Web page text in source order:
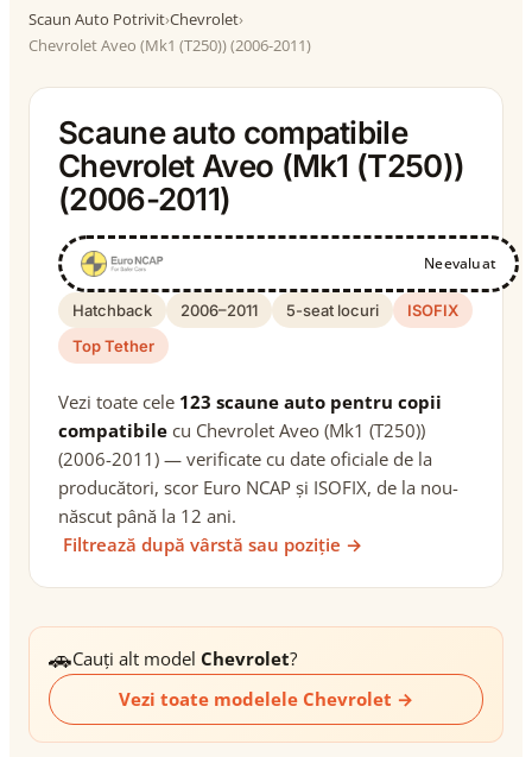
Scaun Auto Potrivit›Chevrolet›
Chevrolet Aveo (Mk1 (T250)) (2006-2011)
Scaune auto compatibile
Chevrolet Aveo (Mk1 (T250))
(2006-2011)
Neevaluat
Hatchback 2006–2011 5-seat locuri
ISOFIX
Top Tether
Vezi toate cele 123 scaune auto pentru copii
compatibile cu Chevrolet Aveo (Mk1 (T250))
(2006-2011) — verificate cu date oficiale de la
producători, scor Euro NCAP și ISOFIX, de la nou-
născut până la 12 ani.
Filtrează după vârstă sau poziție →
🚗Cauți alt model Chevrolet?
Vezi toate modelele Chevrolet →